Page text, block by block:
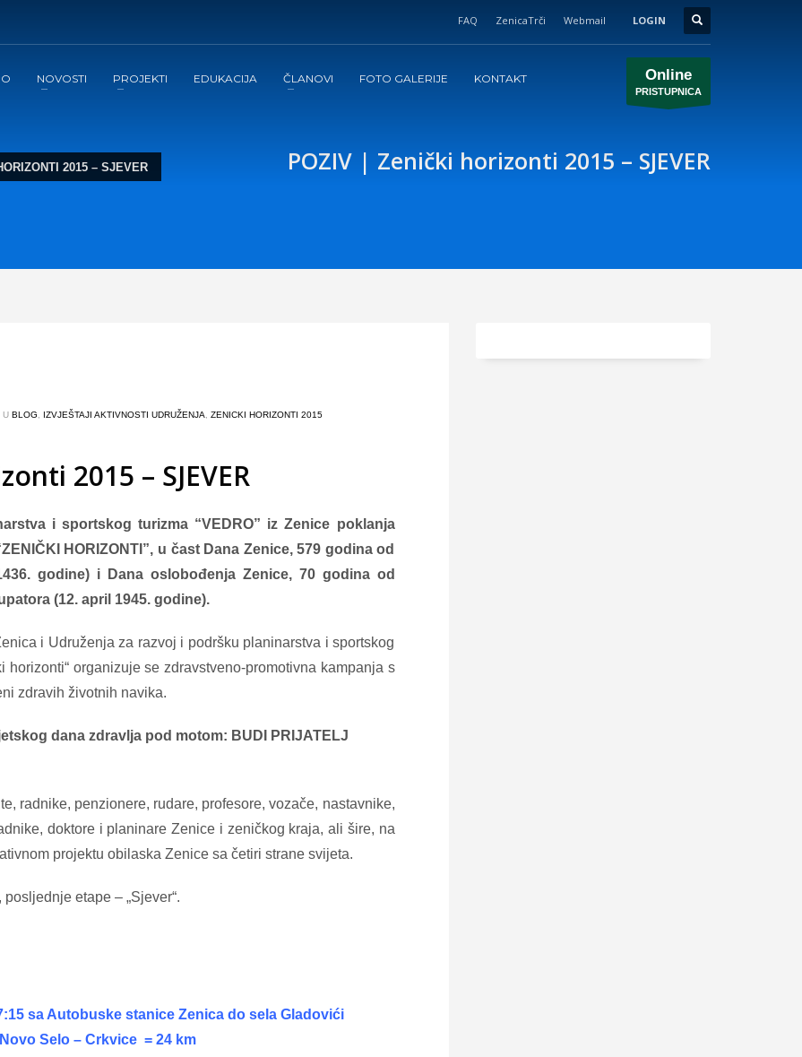
FAQ ZenicaTrči Webmail LOGIN
NOVOSTI PROJEKTI EDUKACIJA ČLANOVI FOTO GALERIJE KONTAKT Online
PRISTUPNICA
2015 – SJEVER POZIV | Zenički horizonti 2015 – SJEVER
U BLOG IZVJEŠTAJI AKTIVNOSTI UDRUŽENJA ZENICKI HORIZONTI 2015
2015 – SJEVER
i sportskog turizma “VEDRO” iz Zenice poklanja
HORIZONTI”, u čast Dana Zenice, 579 godina od
godine) i Dana oslobođenja Zenice, 70 godina od
(12. april 1945. godine).
i Udruženja za razvoj i podršku planinarstva i sportskog
horizonti“ organizuje se zdravstveno-promotivna kampanja s
zdravih životnih navika.
dana zdravlja pod motom: BUDI PRIJATELJ
radnike, penzionere, rudare, profesore, vozače, nastavnike,
doktore i planinare Zenice i zeničkog kraja, ali šire, na
projektu obilaska Zenice sa četiri strane svijeta.
etape – „Sjever“.
sa Autobuske stanice Zenica do sela Gladovići
Selo – Crkvice = 24 km